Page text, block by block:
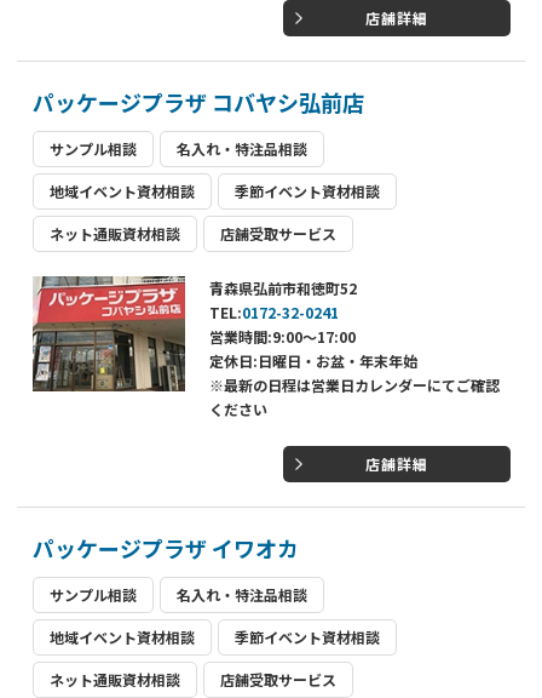
店舗詳細
パッケージプラザ コバヤシ弘前店
サンプル相談 名入れ・特注品相談
地域イベント資材相談 季節イベント資材相談
ネット通販資材相談 店舗受取サービス
青森県弘前市和徳町52
TEL:0172-32-0241
営業時間:9:00～17:00
定休日:日曜日・お盆・年末年始
※最新の日程は営業日カレンダーにてご確認
ください
店舗詳細
パッケージプラザ イワオカ
サンプル相談 名入れ・特注品相談
地域イベント資材相談 季節イベント資材相談
ネット通販資材相談 店舗受取サービス